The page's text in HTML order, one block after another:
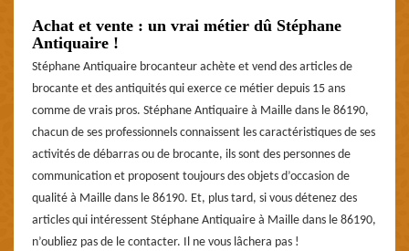
Achat et vente : un vrai métier dû Stéphane
Antiquaire !
Stéphane Antiquaire brocanteur achète et vend des articles de
brocante et des antiquités qui exerce ce métier depuis 15 ans
comme de vrais pros. Stéphane Antiquaire à Maille dans le 86190,
chacun de ses professionnels connaissent les caractéristiques de ses
activités de débarras ou de brocante, ils sont des personnes de
communication et proposent toujours des objets d’occasion de
qualité à Maille dans le 86190. Et, plus tard, si vous détenez des
articles qui intéressent Stéphane Antiquaire à Maille dans le 86190,
n’oubliez pas de le contacter. Il ne vous lâchera pas !